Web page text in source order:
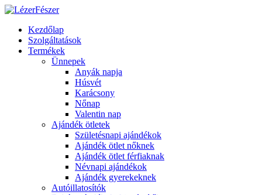
Kezdőlap
Szolgáltatások
Termékek
Ünnepek
Anyák napja
Húsvét
Karácsony
Nőnap
Valentin nap
Ajándék ötletek
Születésnapi ajándékok
Ajándék ötlet nőknek
Ajándék ötlet férfiaknak
Névnapi ajándékok
Ajándék gyerekeknek
Autóillatosítók